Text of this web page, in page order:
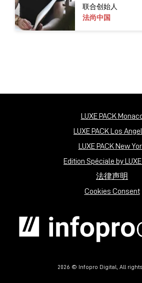
联合创始人
法尚中国
LUXE PACK
LUXE PACK Los
LUXE PACK New
Edition Spéciale by
法律声明
Cookies Consent
2026 © Infopro Digital, All